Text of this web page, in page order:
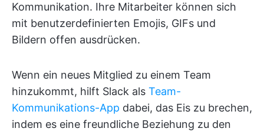
Kommunikation. Ihre Mitarbeiter können sich
mit benutzerdefinierten Emojis, GIFs und
Bildern offen ausdrücken.
Wenn ein neues Mitglied zu einem Team
hinzukommt, hilft Slack als Team-
Kommunikations-App dabei, das Eis zu brechen,
indem es eine freundliche Beziehung zu den